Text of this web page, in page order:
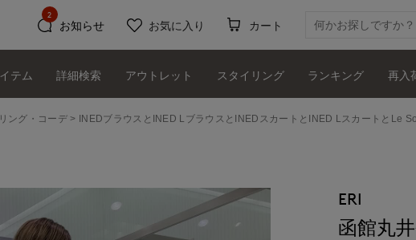
お知らせ
2
お気に入り カート
テム 詳細検索 アウトレット スタイリング ランキング 再入
ング・コーデ INEDブラウスとINED LブラウスとINEDスカートとINED LスカートとLe
ERI
函館丸